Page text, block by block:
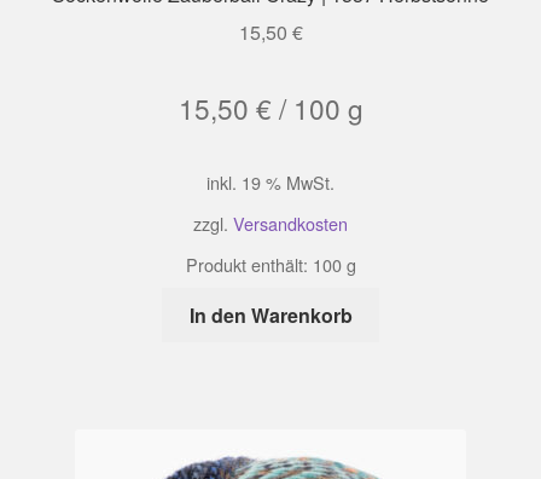
15,50 €
15,50 € / 100 g
inkl. 19 % MwSt.
zzgl. Versandkosten
Produkt enthält: 100g
In den Warenkorb